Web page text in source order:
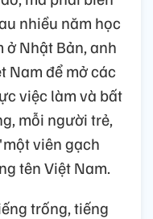
nhiều năm học
Nhật Bản, anh
Nam để mở các
việc làm và bất
mỗi người trẻ,
viên gạch
tên Việt Nam.
trống, tiếng